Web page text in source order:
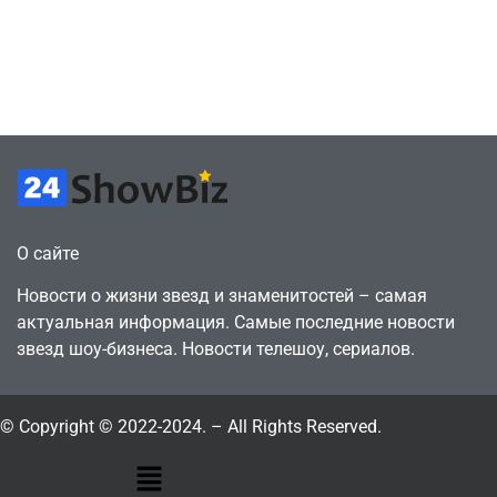
О сайте
Новости о жизни звезд и знаменитостей – самая
актуальная информация. Самые последние новости
звезд шоу-бизнеса. Новости телешоу, сериалов.
© Copyright © 2022-2024. – All Rights Reserved.